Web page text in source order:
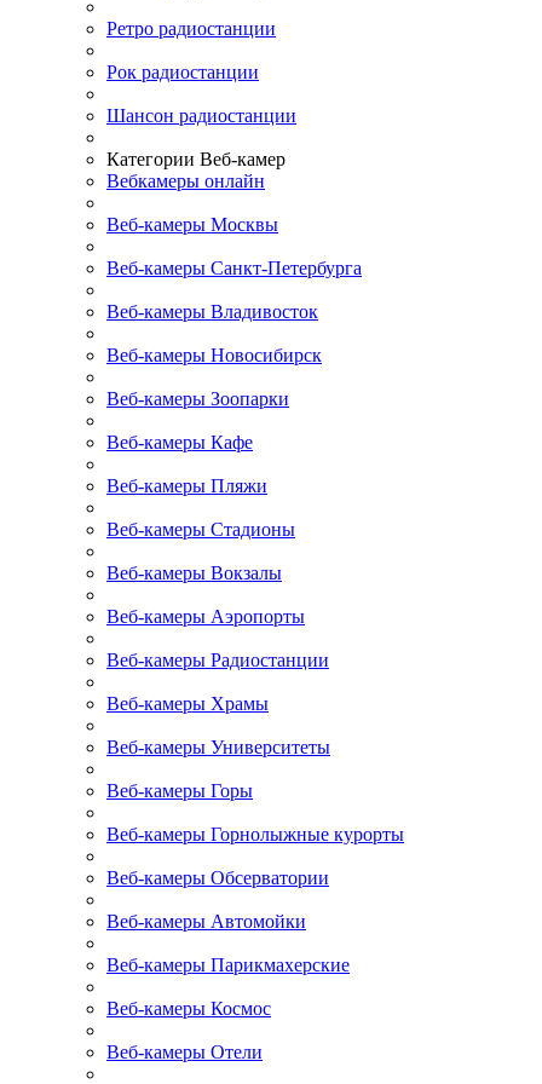
Ретро радиостанции
Рок радиостанции
Шансон радиостанции
Категории Веб-камер
Вебкамеры онлайн
Веб-камеры Москвы
Веб-камеры Санкт-Петербурга
Веб-камеры Владивосток
Веб-камеры Новосибирск
Веб-камеры Зоопарки
Веб-камеры Кафе
Веб-камеры Пляжи
Веб-камеры Стадионы
Веб-камеры Вокзалы
Веб-камеры Аэропорты
Веб-камеры Радиостанции
Веб-камеры Храмы
Веб-камеры Университеты
Веб-камеры Горы
Веб-камеры Горнолыжные курорты
Веб-камеры Обсерватории
Веб-камеры Автомойки
Веб-камеры Парикмахерские
Веб-камеры Космос
Веб-камеры Отели